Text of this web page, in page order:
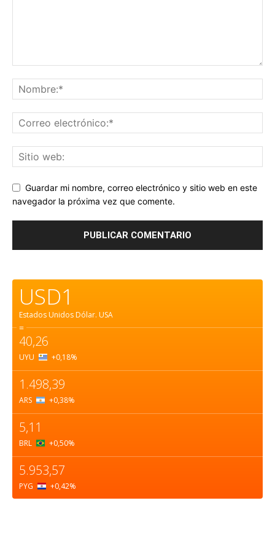
Guardar mi nombre, correo electrónico y sitio web en este
navegador la próxima vez que comente.
USD1
Estados Unidos Dólar. USA
=
40,26
UYU +0,18%
1.498,39
ARS +0,38%
5,11
BRL +0,50%
5.953,57
PYG +0,42%